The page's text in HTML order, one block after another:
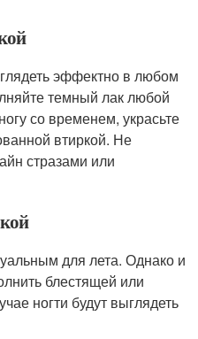
эффектно в любом
темный лак любой
со временем, украсьте
втиркой. Не
стразами или
для лета. Однако и
блестящей или
ногти будут выглядеть